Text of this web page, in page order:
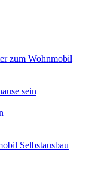
zum Wohnmobil
sein
Selbstausbau